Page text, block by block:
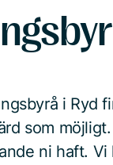
i Ryd
som
ni haft.